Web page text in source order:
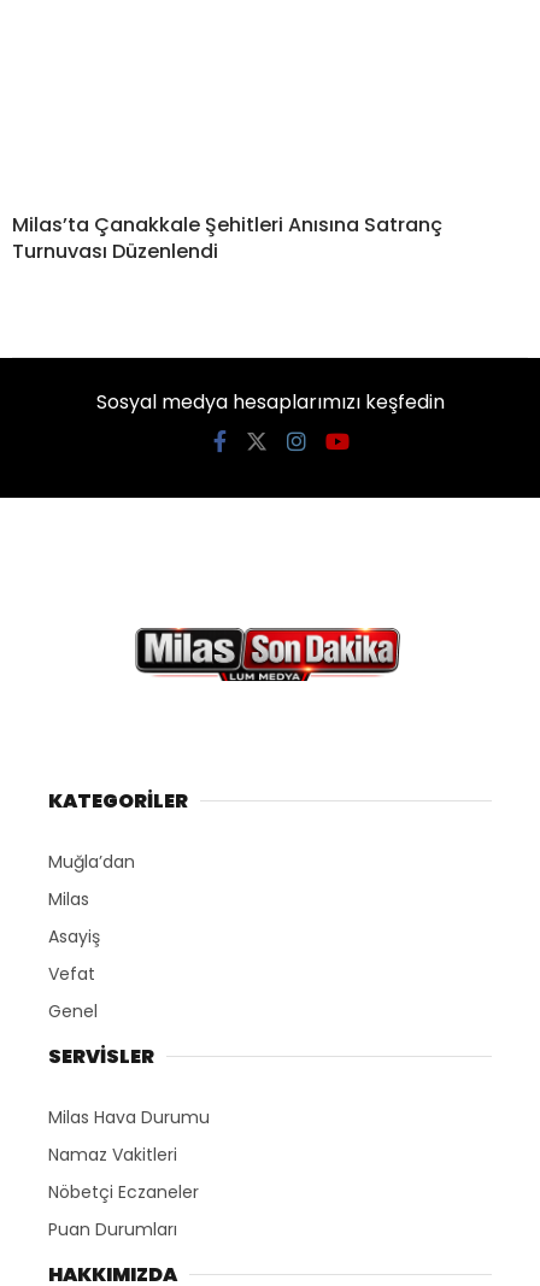
Milas’ta Çanakkale Şehitleri Anısına Satranç
Turnuvası Düzenlendi
Sosyal medya hesaplarımızı keşfedin
KATEGORİLER
Muğla’dan
Milas
Asayiş
Vefat
Genel
SERVİSLER
Milas Hava Durumu
Namaz Vakitleri
Nöbetçi Eczaneler
Puan Durumları
HAKKIMIZDA